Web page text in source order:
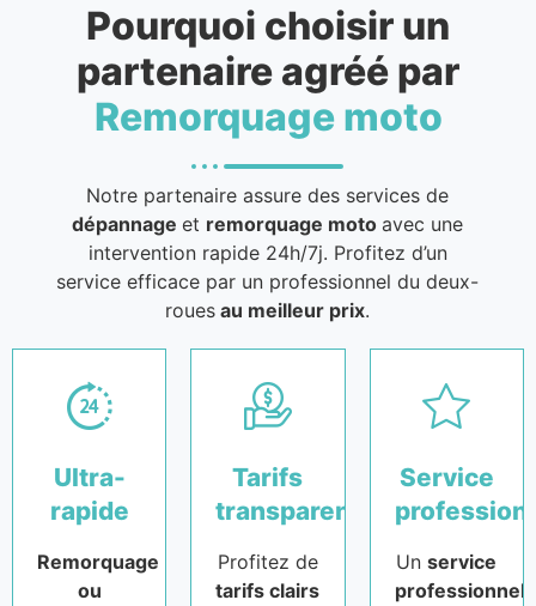
Pourquoi choisir un
partenaire agréé par
Remorquage moto
Notre partenaire assure des services de
dépannageet remorquage motoavec une
intervention rapide 24h/7j. Profitez d’un
service efficace par un professionnel du deux-
roues au meilleur prix.
Ultra-
rapide
Remorquage
ou
Tarifs
transparents
Profitez de
tarifs clairs
Service
Unservice
professionnel